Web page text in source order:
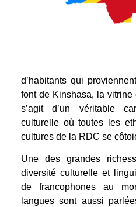
d’habitants qui
font de Kinshasa, la vitrine
s’agit d’un véritable
culturelle où toutes les
cultures de la RDC se
Une des grandes
diversité culturelle et
de francophones au
langues sont aussi